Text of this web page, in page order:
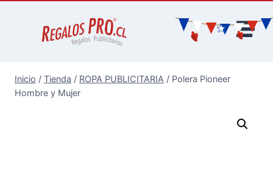
Inicio / Tienda / ROPA PUBLICITARIA / Polera Pioneer
Hombre y Mujer